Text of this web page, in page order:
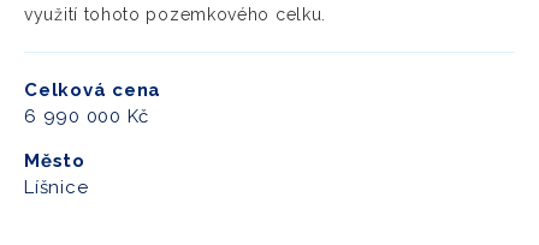
využití tohoto pozemkového celku.
Celková cena
6 990 000 Kč
Město
Líšnice